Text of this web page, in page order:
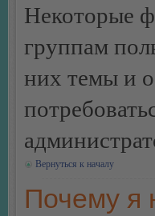
Некоторые
группам
них темы и
Вернуться к началу
Почему я